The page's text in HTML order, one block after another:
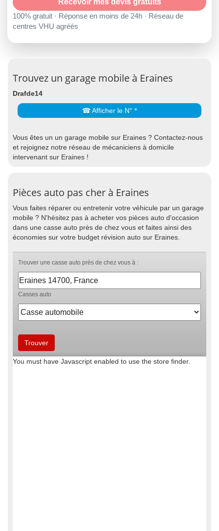
100% gratuit · Réponse en moins de 24h · Réseau de
centres VHU agréés
Trouvez un garage mobile à Eraines
Drafde14
☎ Afficher le N° *
Vous êtes un un garage mobile sur Eraines ? Contactez-nous
et rejoignez notre réseau de mécaniciens à domicile
intervenant sur Eraines !
Pièces auto pas cher à Eraines
Vous faites réparer ou entretenir votre véhicule par un garage
mobile ? N'hésitez pas à acheter vos pièces auto d'occasion
dans une casse auto près de chez vous et faites ainsi des
économies sur votre budget révision auto sur Eraines.